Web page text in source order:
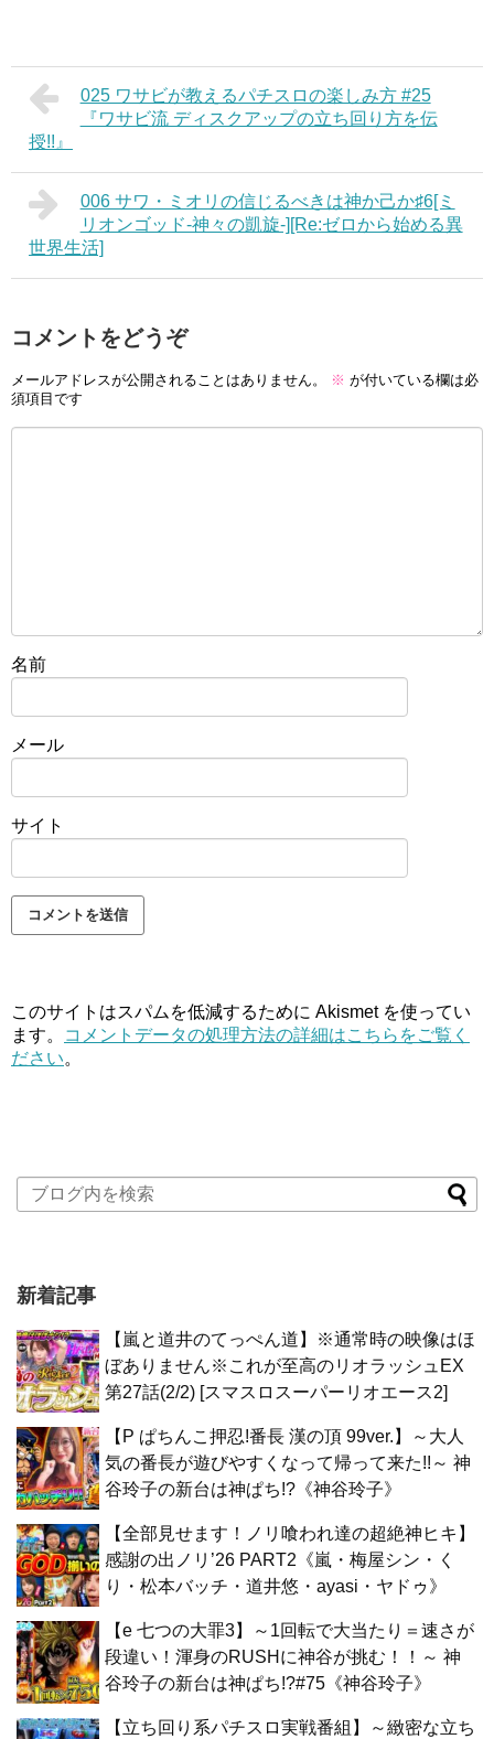
025 ワサビが教えるパチスロの楽しみ方 #25
『ワサビ流 ディスクアップの立ち回り方を伝
授!!』
006 サワ・ミオリの信じるべきは神か己か♯6[ミ
リオンゴッド-神々の凱旋-][Re:ゼロから始める異
世界生活]
コメントをどうぞ
メールアドレスが公開されることはありません。 ※ が付いている欄は必
須項目です
名前
メール
サイト
このサイトはスパムを低減するために Akismet を使ってい
ます。
コメントデータの処理方法の詳細はこちらをご覧く
ださい。
新着記事
【嵐と道井のてっぺん道】※通常時の映像はほ
ぼありません※これが至高のリオラッシュEX
第27話(2/2) [スマスロスーパーリオエース2]
【P ぱちんこ押忍!番長 漢の頂 99ver.】～大人
気の番長が遊びやすくなって帰って来た!!～ 神
谷玲子の新台は神ぱち!?《神谷玲子》
【全部見せます！ノリ喰われ達の超絶神ヒキ】
感謝の出ノリ’26 PART2《嵐・梅屋シン・く
り・松本バッチ・道井悠・ayasi・ヤドゥ》
【e 七つの大罪3】～1回転で大当たり＝速さが
段違い！渾身のRUSHに神谷が挑む！！～ 神
谷玲子の新台は神ぱち!?#75《神谷玲子》
【立ち回り系パチスロ実戦番組】～緻密な立ち